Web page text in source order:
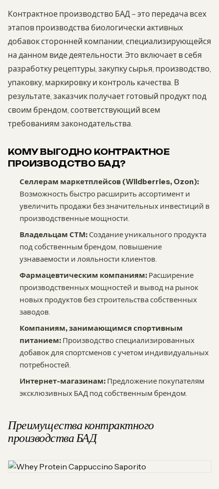
Контрактное производство БАД – это передача всех
этапов производства биологически активных
добавок сторонней компании, специализирующейся
на данном виде деятельности. Это включает в себя
разработку рецептуры, закупку сырья, производство,
упаковку, маркировку и контроль качества. В
результате, заказчик получает готовый продукт под
своим брендом, соответствующий всем
требованиям законодательства.
КОМУ ВЫГОДНО КОНТРАКТНОЕ
ПРОИЗВОДСТВО БАД?
Селлерам маркетплейсов (Wildberries, Ozon):
Возможность быстро расширить ассортимент и
увеличить продажи без значительных инвестиций в
производственные мощности.
Владельцам СТМ: Создание уникального продукта
под собственным брендом, повышение
узнаваемости и лояльности клиентов.
Фармацевтическим компаниям: Расширение
производственных мощностей и вывод на рынок
новых продуктов без строительства собственных
заводов.
Компаниям, занимающимся спортивным
питанием: Производство специализированных
добавок для спортсменов с учетом индивидуальных
потребностей.
Интернет-магазинам: Предложение покупателям
эксклюзивных БАД под собственным брендом.
Преимущества контрактного
производства БАД